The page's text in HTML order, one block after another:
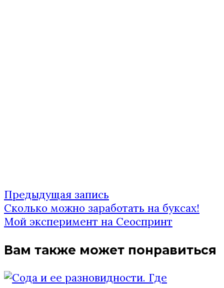
Навигация
по
записям
Предыдущая запись
запись:
Сколько можно заработать на буксах!
Мой эксперимент на Сеоспринт
Вам также может понравиться